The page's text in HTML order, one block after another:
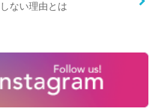
ない理由とは